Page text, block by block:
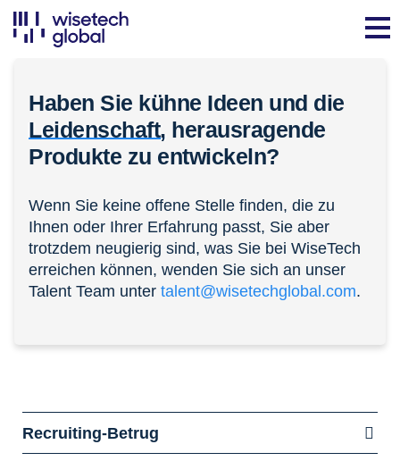
Haben Sie kühne Ideen und die
Leidenschaft, herausragende
Produkte zu entwickeln?
Wenn Sie keine offene Stelle finden, die zu
Ihnen oder Ihrer Erfahrung passt, Sie aber
trotzdem neugierig sind, was Sie bei WiseTech
erreichen können, wenden Sie sich an unser
Talent Team unter talent@wisetechglobal.com.
Recruiting-Betrug